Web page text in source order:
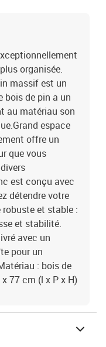
organisée.
massif est un
bois de pin a un
au matériau son
espace
offre un
que vous
est conçu avec
détendre votre
et stable :
et stabilité.
avec un
pour un
: bois de
77 cm (l x P x H)